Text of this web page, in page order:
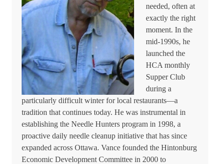
needed, often at
exactly the right
moment. In the
mid-1990s, he
launched the
HCA monthly
Supper Club
during a
particularly difficult winter for local restaurants—a
tradition that continues today. He was instrumental in
establishing the Needle Hunters program in 1998, a
proactive daily needle cleanup initiative that has since
expanded across Ottawa. Vance founded the Hintonburg
Economic Development Committee in 2000 to